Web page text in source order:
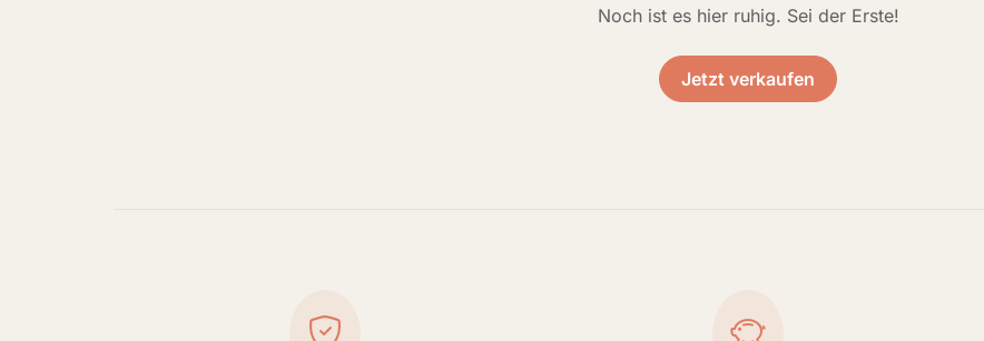
Noch ist es hier ruhig. Sei der Erste!
Jetzt verkaufen